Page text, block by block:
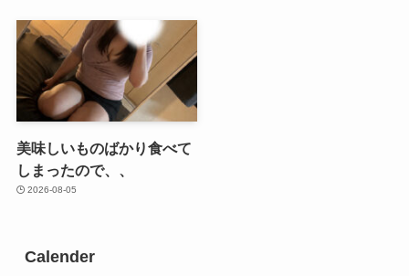
美味しいものばかり食べて
しまったので、、
2026-08-05
Calender